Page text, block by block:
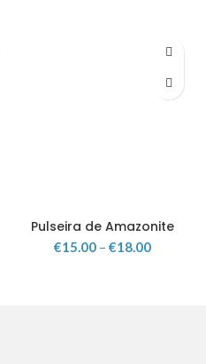
Pulseira de Amazonite
€15.00 – €18.00